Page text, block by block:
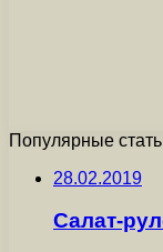
Популярные
28.02.2019
Салат-